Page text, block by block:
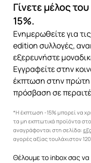
Γίνετε μέλος
15%.
Ενημερωθείτε για
edition συλλογές,
εξερευνήστε
Εγγραφείτε στην
έκπτωση στην
πρόσβαση σε
*Η έκπτωση -15% μπορεί να
τα μη εκπτωτικά προϊόντα
αναγράφονται στη σελίδα:
αγορές αξίας τουλάχιστον
Θέλουμε το inbox σας να